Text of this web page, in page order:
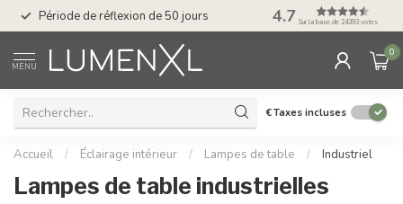
Période de réflexion de 50 jours Service : du lundi
17.00
4.7 Sur la base de 24393 votes
MENU
0
€Taxes incluses
Accueil / Éclairage intérieur / Lampes de table / Industriel
Lampes de table industrielles